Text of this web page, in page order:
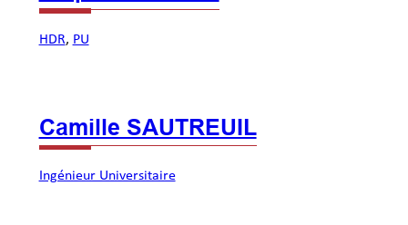
HDR, PU
Camille SAUTREUIL
Ingénieur Universitaire